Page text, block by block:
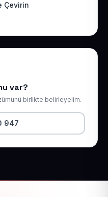
Çevirin
var?
birlikte belirleyelim.
947